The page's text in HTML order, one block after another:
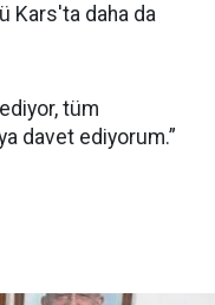
Kars'ta daha da
tüm
davet ediyorum.”